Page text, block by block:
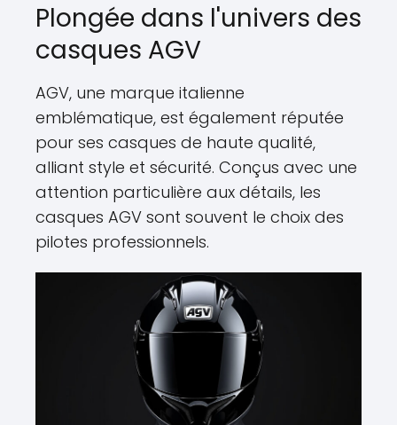
Plongée dans l'univers des
casques AGV
AGV, une marque italienne
emblématique, est également réputée
pour ses casques de haute qualité,
alliant style et sécurité. Conçus avec une
attention particulière aux détails, les
casques AGV sont souvent le choix des
pilotes professionnels.